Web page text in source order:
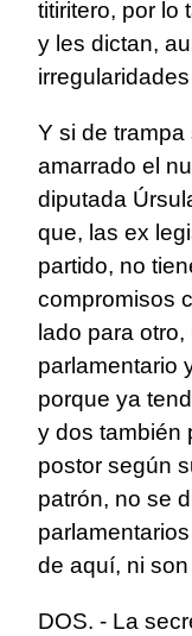
titiritero, por lo
y les dictan,
Y si de
amarrado el
diputada
que, las ex
partido, no
compromisos
lado para
parlamentario
porque ya
y dos también
postor según
patrón, no se
de aquí, ni
DOS. - La